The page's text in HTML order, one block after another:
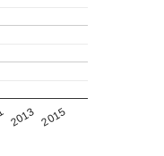
2013 2015